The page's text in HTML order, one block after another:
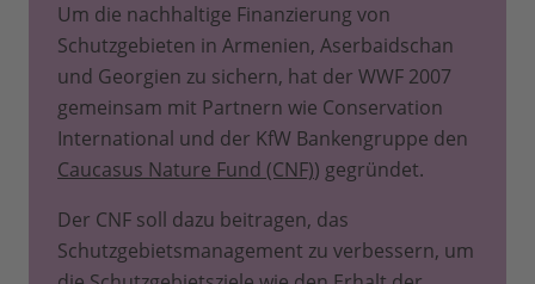
Um die nachhaltige Finanzierung von
Schutzgebieten in Armenien, Aserbaidschan
und Georgien zu sichern, hat der WWF 2007
gemeinsam mit Partnern wie Conservation
International und der KfW Bankengruppe den
Caucasus Nature Fund (CNF)) gegründet.
Der CNF soll dazu beitragen, das
Schutzgebietsmanagement zu verbessern, um